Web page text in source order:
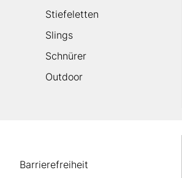
Stiefeletten
Slings
Schnürer
Outdoor
Barrierefreiheit